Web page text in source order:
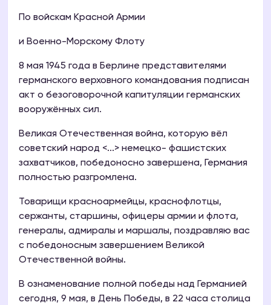
По войскам Красной Армии
и Военно-Морскому Флоту
8 мая 1945 года в Берлине представителями
германского верховного командования подписан
акт о безоговорочной капитуляции германских
вооружённых сил.
Великая Отечественная война, которую вёл
советский народ <...> немецко- фашистских
захватчиков, победоносно завершена, Германия
полностью разгромлена.
Товарищи красноармейцы, краснофлотцы,
сержанты, старшины, офицеры армии и флота,
генералы, адмиралы и маршалы, поздравляю вас
с победоносным завершением Великой
Отечественной войны.
В ознаменование полной победы над Германией
сегодня, 9 мая, в День Победы, в 22 часа столица